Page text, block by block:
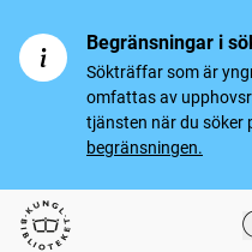
Begränsningar i
Sökträffar som är
omfattas av
tjänsten när du söker
begränsningen.
Svenska tidningar